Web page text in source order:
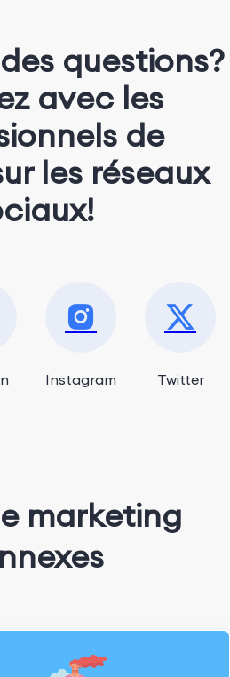
questions?
avec les
de
les réseaux
Instagram Twitter
marketing